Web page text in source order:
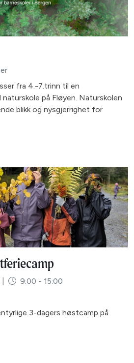
fra 4.-7.trinn til en
naturskole på Fløyen. Naturskolen
blikk og nysgjerrighet for
9:00 - 15:00
3-dagers høstcamp på